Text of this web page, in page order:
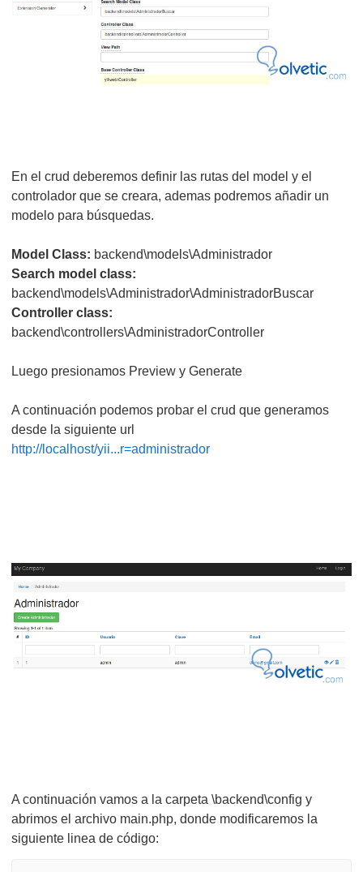
En el crud deberemos definir las rutas del model y el
controlador que se creara, ademas podremos añadir un
modelo para búsquedas.
Model Class: backend\models\Administrador
Search model class:
backend\models\Administrador\AdministradorBuscar
Controller class:
backend\controllers\AdministradorController
Luego presionamos Preview y Generate
A continuación podemos probar el crud que generamos
desde la siguiente url
http://localhost/yii...r=administrador
A continuación vamos a la carpeta \backend\config y
abrimos el archivo main.php, donde modificaremos la
siguiente linea de código: